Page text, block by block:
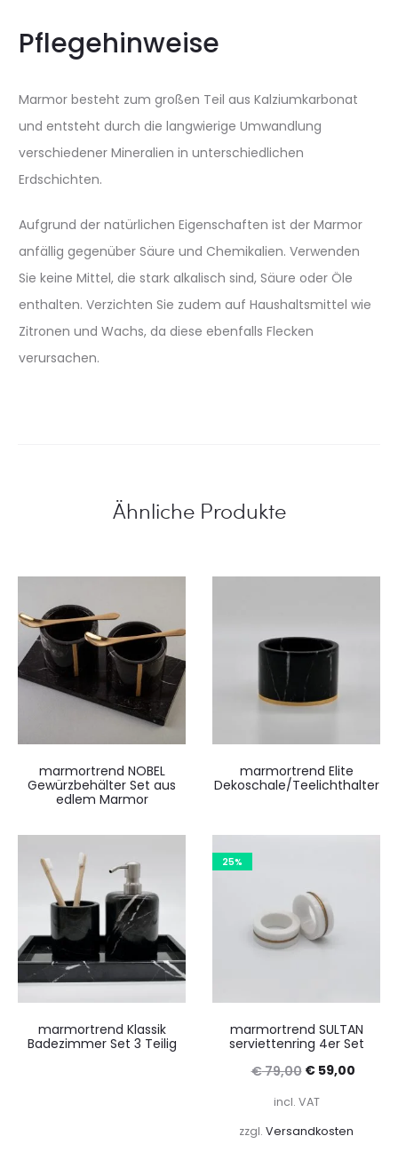
Pflegehinweise
Marmor besteht zum großen Teil aus Kalziumkarbonat
und entsteht durch die langwierige Umwandlung
verschiedener Mineralien in unterschiedlichen
Erdschichten.
Aufgrund der natürlichen Eigenschaften ist der Marmor
anfällig gegenüber Säure und Chemikalien. Verwenden
Sie keine Mittel, die stark alkalisch sind, Säure oder Öle
enthalten. Verzichten Sie zudem auf Haushaltsmittel wie
Zitronen und Wachs, da diese ebenfalls Flecken
verursachen.
Ähnliche Produkte
marmortrend NOBEL
Gewürzbehälter Set aus
edlem Marmor
marmortrend Elite
Dekoschale/Teelichthalter
marmortrend Klassik
Badezimmer Set 3 Teilig
25%
marmortrend SULTAN
serviettenring 4er Set
€79,00
Preis
war:
€59,00
incl. VAT
zzgl. Versandkosten